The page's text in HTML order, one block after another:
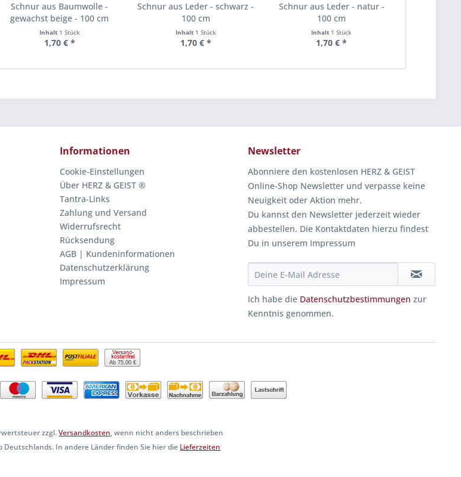
Schnur aus Baumwolle -
gewachst beige - 100 cm
Inhalt 1 Stück
1,70 € *
Schnur aus Leder - schwarz -
100 cm
Inhalt 1 Stück
1,70 € *
Schnur aus Leder - natur -
100 cm
Inhalt 1 Stück
1,70 € *
Informationen
Cookie-Einstellungen
Über HERZ & GEIST ®
Tantra-Links
Zahlung und Versand
Widerrufsrecht
Rücksendung
AGB | Kundeninformationen
Datenschutzerklärung
Impressum
Newsletter
Abonniere den kostenlosen HERZ & GEIST
Online-Shop Newsletter und verpasse keine
Neuigkeit oder Aktion mehr.
Du kannst den Newsletter jederzeit wieder
abbestellen. Die Kontaktdaten hierzu findest
Du in unserem Impressum
Ich habe die Datenschutzbestimmungen zur
Kenntnis genommen.
Ab 75,00 €
zzgl.Versandkosten, wenn nicht anders beschrieben
In andere Länder finden Sie hier die Lieferzeiten